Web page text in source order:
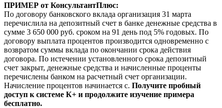
ПРИМЕР от КонсультантПлюс:
По договору банковского вклада организация 31 марта
перечислила на депозитный счет в банке денежные средства в
сумме 3 650 000 руб. сроком на 91 день под 5% годовых. По
договору выплата процентов производится одновременно с
возвратом суммы вклада по окончании срока действия
договора. По истечении установленного срока депозитный
счет закрыт, денежные средства и начисленные проценты
перечислены банком на расчетный счет организации.
Начисление процентов начинается с. Получите пробный
доступ к системе К+ и продолжите изучение примера
бесплатно.